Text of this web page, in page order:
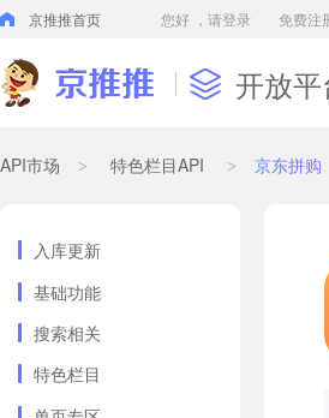
京推推首页 您好 ，请登录 免费注
开放平
API市场 > 特色栏目API > 京东拼购
入库更新
基础功能
搜索相关
特色栏目